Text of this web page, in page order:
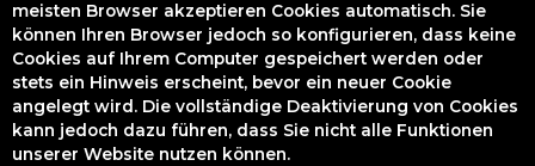
meisten Browser akzeptieren Cookies automatisch. Sie
können Ihren Browser jedoch so konfigurieren, dass keine
Cookies auf Ihrem Computer gespeichert werden oder
stets ein Hinweis erscheint, bevor ein neuer Cookie
angelegt wird. Die vollständige Deaktivierung von Cookies
kann jedoch dazu führen, dass Sie nicht alle Funktionen
unserer Website nutzen können.